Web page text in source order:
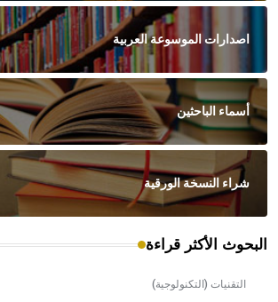
اصدارات الموسوعة العربية
أسماء الباحثين
شراء النسخة الورقية
البحوث الأكثر قراءة
التقنيات (التكنولوجية)